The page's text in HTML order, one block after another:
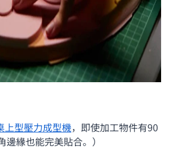
型壓力成型機，即使加工物件有90
邊緣也能完美貼合。 ）